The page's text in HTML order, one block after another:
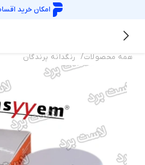
امکان خرید
همه محصولات/ رنگدانه پرندگان